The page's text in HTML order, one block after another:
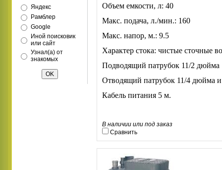
Яндекс
Рамблер
Google
Иной поисковик
или сайт
Узнал(а) от
знакомых
Объем емкости, л: 40
Макс. подача, л./мин.: 160
Макс. напор, м.: 9.5
Характер стока: чистые сточные
Подводящий патрубок 11/2 дюйма
Отводящий патрубок 11/4 дюйма
Кабель питания 5 м.
В наличии или под заказ
Сравнить